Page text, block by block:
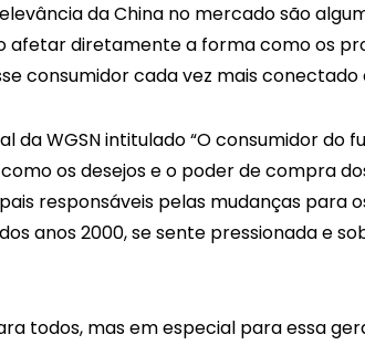
da China no mercado são
afetar diretamente a forma como os
consumidor cada vez mais conectado
da WGSN intitulado “O consumidor do
os desejos e o poder de compra
responsáveis pelas mudanças para
anos 2000, se sente pressionada e
todos, mas em especial para essa